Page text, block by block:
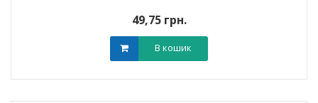
49,75 грн.
В кошик